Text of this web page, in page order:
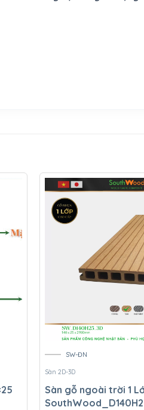
SW-ĐN
Sàn 2D-3D
Sàn gỗ ngoài trời 1